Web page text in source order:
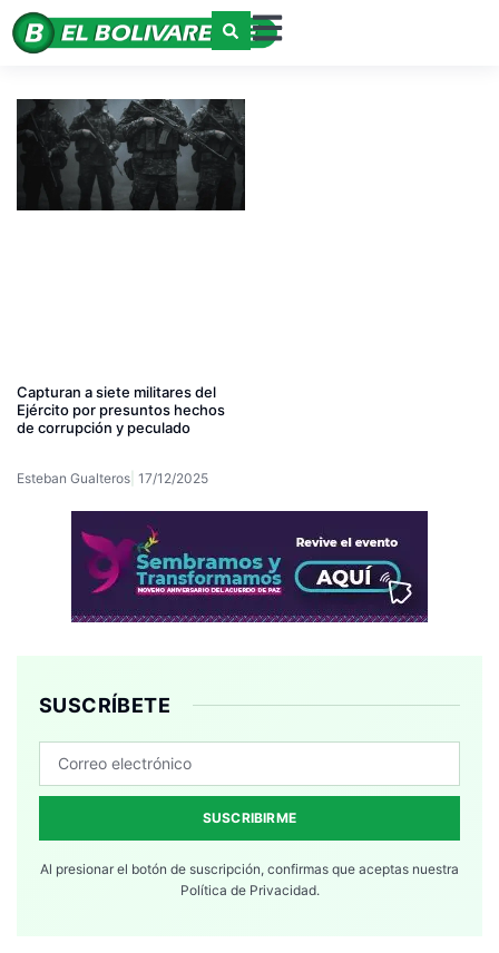
Capturan a siete militares del
Ejército por presuntos hechos
de corrupción y peculado
Esteban Gualteros 17/12/2025
SUSCRÍBETE
SUSCRIBIRME
Al presionar el botón de suscripción, confirmas que aceptas nuestra
Política de Privacidad.